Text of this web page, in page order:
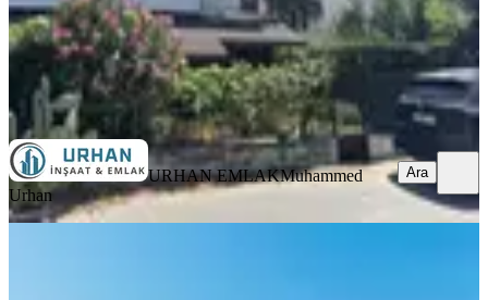
URHAN EMLAKMuhammed Urhan
URHAN EMLAKMuhammed
Urhan
Ara